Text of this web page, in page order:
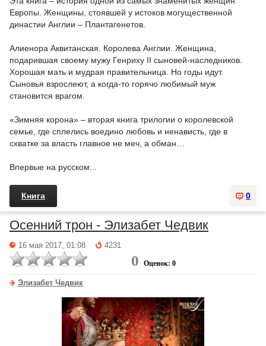
Европы. Женщины, стоявшей у истоков могущественной
династии Англии – Плантагенетов.
Алиенора Аквитанская. Королева Англии. Женщина,
подарившая своему мужу Генриху II сыновей-наследников.
Хорошая мать и мудрая правительница. Но годы идут.
Сыновья взрослеют, а когда-то горячо любимый муж
становится врагом.
«Зимняя корона» – вторая книга трилогии о королевской
семье, где сплелись воедино любовь и ненависть, где в
схватке за власть главное не меч, а обман…
Впервые на русском...
0
Книга
Осенний трон - Элизабет Чедвик
16 мая 2017, 01:08 4231
0 Оценок: 0
Элизабет Чедвик